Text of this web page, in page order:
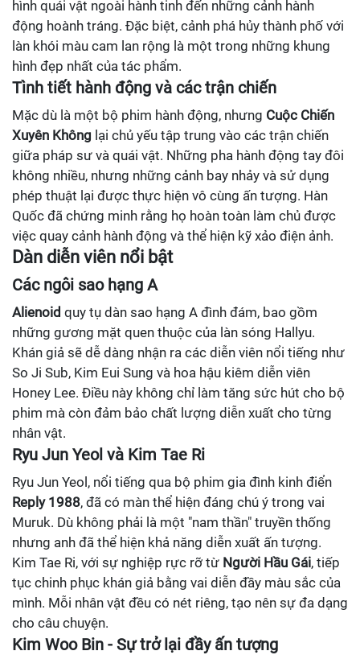
hình quái vật ngoài hành tinh đến những cảnh hành
động hoành tráng. Đặc biệt, cảnh phá hủy thành phố với
làn khói màu cam lan rộng là một trong những khung
hình đẹp nhất của tác phẩm.
Tình tiết hành động và các trận chiến
Mặc dù là một bộ phim hành động, nhưng Cuộc Chiến
Xuyên Không lại chủ yếu tập trung vào các trận chiến
giữa pháp sư và quái vật. Những pha hành động tay đôi
không nhiều, nhưng những cảnh bay nhảy và sử dụng
phép thuật lại được thực hiện vô cùng ấn tượng. Hàn
Quốc đã chứng minh rằng họ hoàn toàn làm chủ được
việc quay cảnh hành động và thể hiện kỹ xảo điện ảnh.
Dàn diễn viên nổi bật
Các ngôi sao hạng A
Alienoid quy tụ dàn sao hạng A đình đám, bao gồm
những gương mặt quen thuộc của làn sóng Hallyu.
Khán giả sẽ dễ dàng nhận ra các diễn viên nổi tiếng như
So Ji Sub, Kim Eui Sung và hoa hậu kiêm diễn viên
Honey Lee. Điều này không chỉ làm tăng sức hút cho bộ
phim mà còn đảm bảo chất lượng diễn xuất cho từng
nhân vật.
Ryu Jun Yeol và Kim Tae Ri
Ryu Jun Yeol, nổi tiếng qua bộ phim gia đình kinh điển
Reply 1988, đã có màn thể hiện đáng chú ý trong vai
Muruk. Dù không phải là một "nam thần" truyền thống
nhưng anh đã thể hiện khả năng diễn xuất ấn tượng.
Kim Tae Ri, với sự nghiệp rực rỡ từ Người Hầu Gái, tiếp
tục chinh phục khán giả bằng vai diễn đầy màu sắc của
mình. Mỗi nhân vật đều có nét riêng, tạo nên sự đa dạng
cho câu chuyện.
Kim Woo Bin - Sự trở lại đầy ấn tượng